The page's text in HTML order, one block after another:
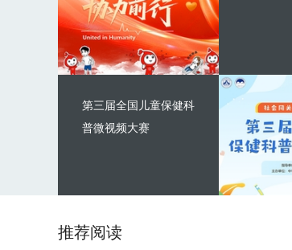
第三届全国儿童保健科
普微视频大赛
推荐阅读